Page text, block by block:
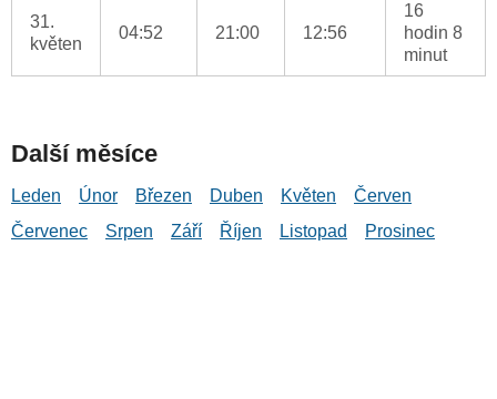
31.
květen
04:52 21:00 12:56
16
hodin 8
minut
Další měsíce
Leden Únor Březen Duben Květen
Červen
Červenec
Srpen Září Říjen Listopad Prosinec